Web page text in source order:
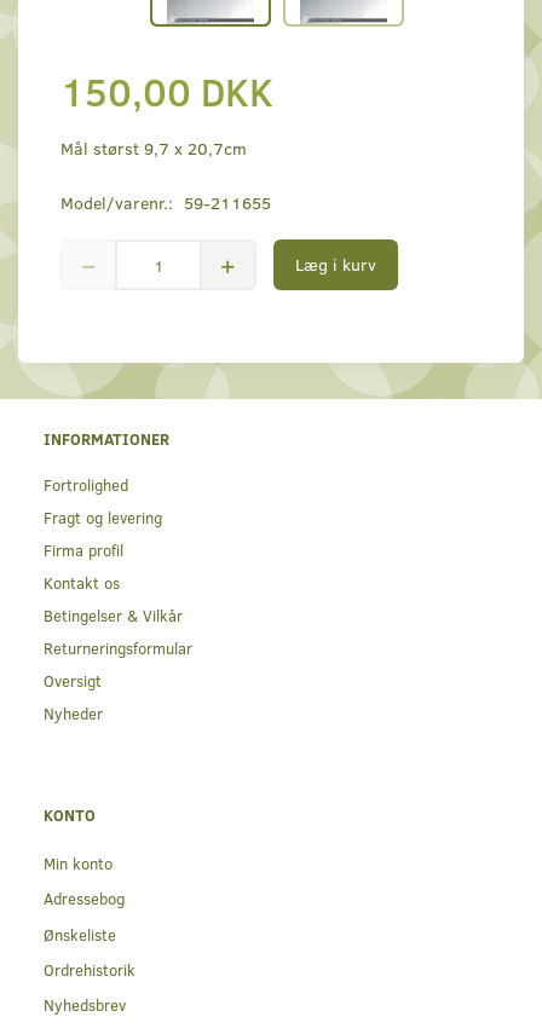
150,00 DKK
Mål størst 9,7 x 20,7cm
Model/varenr.: 59-211655
Læg i kurv
INFORMATIONER
Fortrolighed
Fragt og levering
Firma profil
Kontakt os
Betingelser & Vilkår
Returneringsformular
Oversigt
Nyheder
KONTO
Min konto
Adressebog
Ønskeliste
Ordrehistorik
Nyhedsbrev